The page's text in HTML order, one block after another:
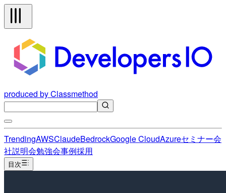
produced by Classmethod
TrendingAWSClaudeBedrockGoogle CloudAzureセミナー会
社説明会勉強会事例採用
目次